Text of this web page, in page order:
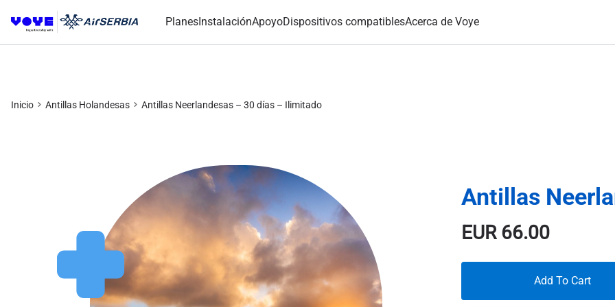
PlanesInstalaciónApoyoDispositivos compatiblesAcerca de Voye
Inicio Antillas Holandesas Antillas Neerlandesas – 30 días – Ilimitado
Antillas
EUR66.00
Add To Cart